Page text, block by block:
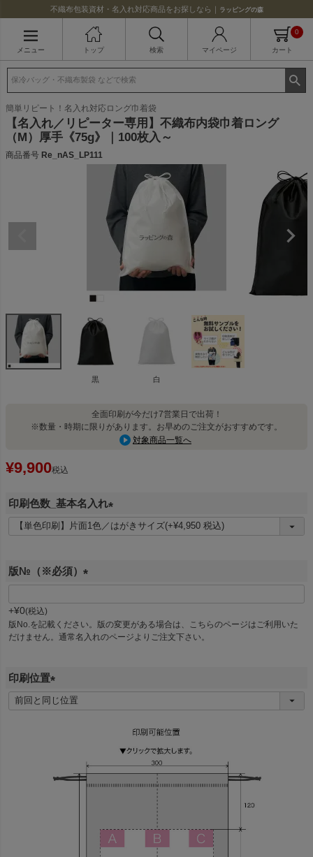
不織布包装資材・名入れ対応商品をお探しなら｜ ラッピングの森
メニュー トップ 検索 マイページ カート
0
簡単リピート！名入れ対応ロング巾着袋
【名入れ／リピーター専用】不織布内袋巾着ロング
（M）厚手《75g》｜100枚入～
商品番号 Re_nAS_LP111
黒 白
全面印刷が今だけ7営業日で出荷！
※数量・時期に限りがあります。お早めのご注文がおすすめです。
対象商品一覧へ
¥9,900税込
印刷色数_基本名入れ
(
必
版№（※必須）
必
須
)
+¥0 税込
版No.を記載ください。版の変更がある場合は、こちらのページはご利用いた
だけません。通常名入れのページよりご注文下さい。
印刷位置
(
必